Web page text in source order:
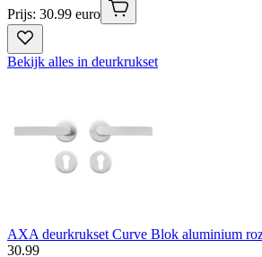
Prijs: 30.99 euro
Bekijk alles in deurkrukset
AXA deurkrukset Curve Blok aluminium
30.99